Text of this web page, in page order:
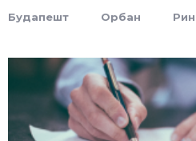
Будапешт Орбан